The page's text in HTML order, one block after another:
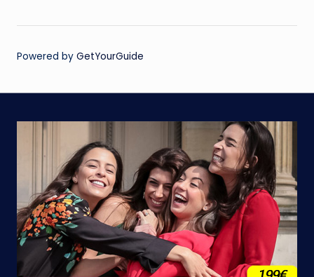
Powered by GetYourGuide